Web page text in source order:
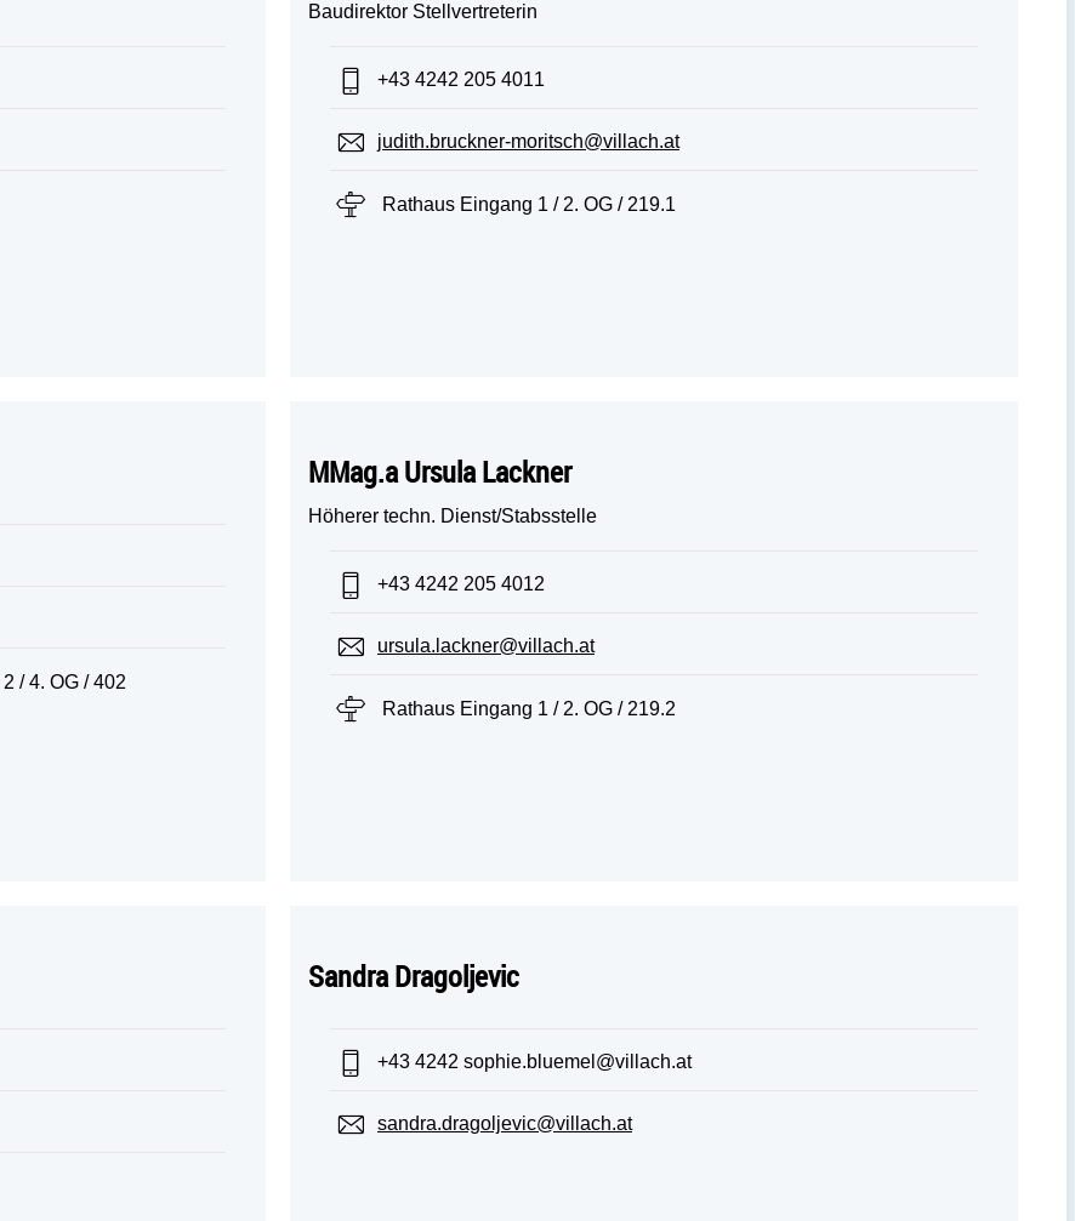
Baudirektor Stellvertreterin
Telefon:
+43 4242 205 4011
E-Mail:
judith.bruckner-moritsch@villach.at
Standort:
Rathaus Eingang 1 / 2. OG / 219.1
/ 4. OG / 402
MMag.a Ursula Lackner
Höherer techn. Dienst/Stabsstelle
Telefon:
+43 4242 205 4012
E-Mail:
ursula.lackner@villach.at
Standort:
Rathaus Eingang 1 / 2. OG / 219.2
Sandra Dragoljevic
Telefon:
+43 4242 sophie.bluemel@villach.at
E-Mail:
sandra.dragoljevic@villach.at